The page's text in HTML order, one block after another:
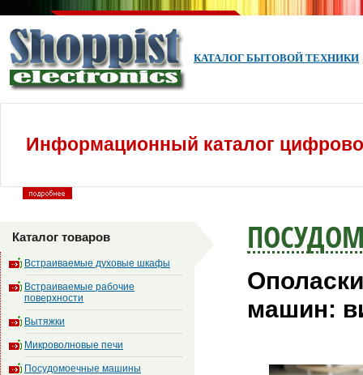
КАТАЛОГ БЫТОВОЙ ТЕХНИКИ
Информационный каталог
Каталог товаров
Встраиваемые духовые шкафы
Встраиваемые рабочие
поверхности
Вытяжки
Микроволновые печи
Посудомоечные машины
машин: